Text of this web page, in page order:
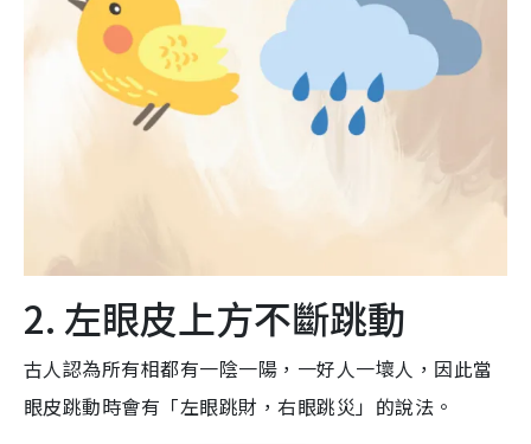
2. 左眼皮上方不斷跳動
古人認為所有相都有一陰一陽，一好人一壞人，因此當
眼皮跳動時會有「左眼跳財，右眼跳災」的說法。